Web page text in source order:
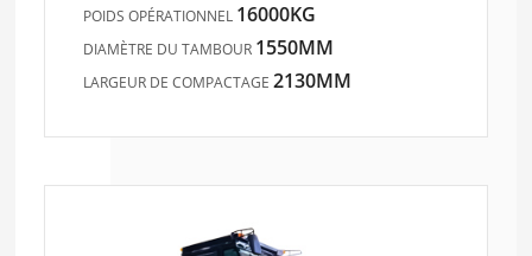
POIDS OPÉRATIONNEL 16000KG
DIAMÈTRE DU TAMBOUR 1550MM
LARGEUR DE COMPACTAGE2130MM